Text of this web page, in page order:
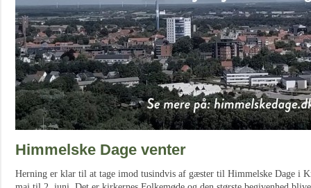
Himmelske Dage venter
Herning er klar til at tage imod tusindvis af gæster til Himmelske Dage i